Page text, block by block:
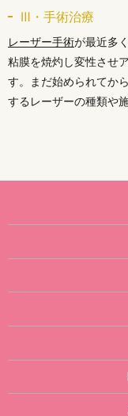
Ⅲ・手術治療
レーザー手術が最近多
粘膜を焼灼し変性させ
す。まだ始められてか
するレーザーの種類や